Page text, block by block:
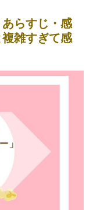
らすじ・感
雑すぎて感